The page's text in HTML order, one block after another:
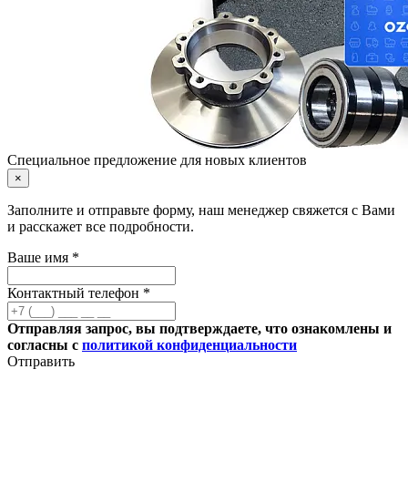
Специальное предложение для новых клиентов
×
Заполните и отправьте форму, наш менеджер свяжется с Вами
и расскажет все подробности.
Ваше имя *
Контактный телефон *
Отправляя запрос, вы подтверждаете, что ознакомлены и
согласны с политикой конфиденциальности
Отправить